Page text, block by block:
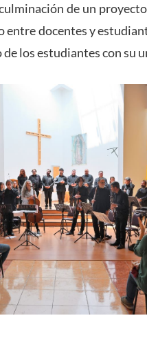
de un proyecto
docentes y
los estudiantes con su